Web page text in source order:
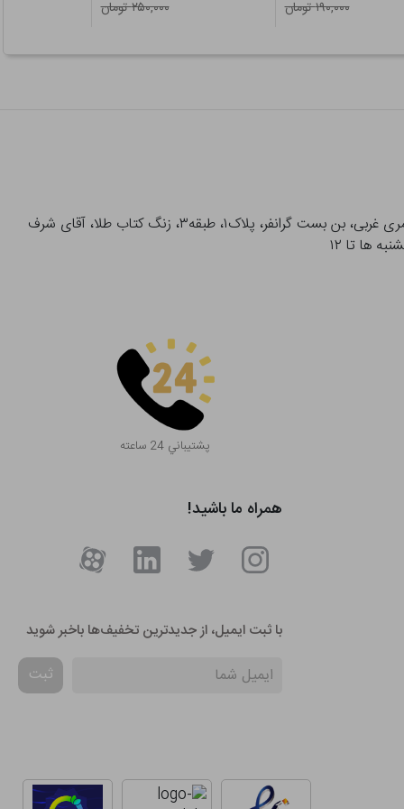
۱۹۰,۰۰۰ تومان
۲۵۰,۰۰۰ تومان
آدرس تحویل حضوری سفارشات: میدان انقلاب، خیابان انقلاب، خیابان ۱۲ فروردین، خیابان شهدای ژاندارمری غربی، بن بست گرانفر، پلاک۱، طبقه۳، زنگ کتاب طلا، آقای شرف
پشتيباني 24 ساعته
همراه ما باشید!
با ثبت ایمیل، از جدید‌ترین تخفیف‌ها با‌خبر شوید
ثبت